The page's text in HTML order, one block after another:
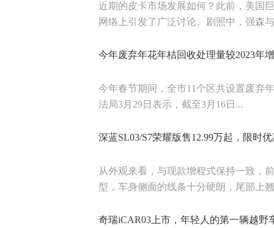
近期的皮卡市场发展如何？此前，美国
网络上引发了广泛讨论。剧照中，强森
今年废弃年花年桔回收处理量较2023年
今年春节期间，全市11个区共设置废弃
法局3月29日表示，截至3月16日...
深蓝SL03/S7荣耀版售12.99万起，限时
从外观来看，与现款增程式保持一致，
型，车身侧面的线条十分硬朗，尾部上
奇瑞iCAR03上市，年轻人的第一辆越野